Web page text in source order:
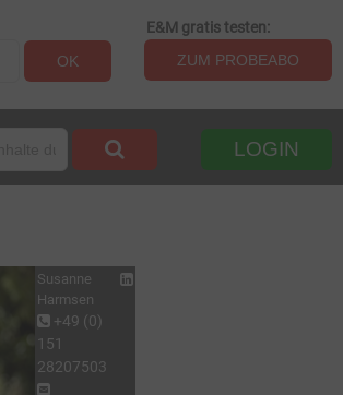
OK
E&M gratis testen:
ZUM PROBEABO
LOGIN
Susanne
Harmsen
+49 (0)
151
28207503